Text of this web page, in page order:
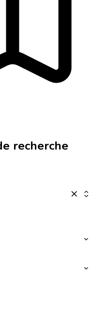
recherche